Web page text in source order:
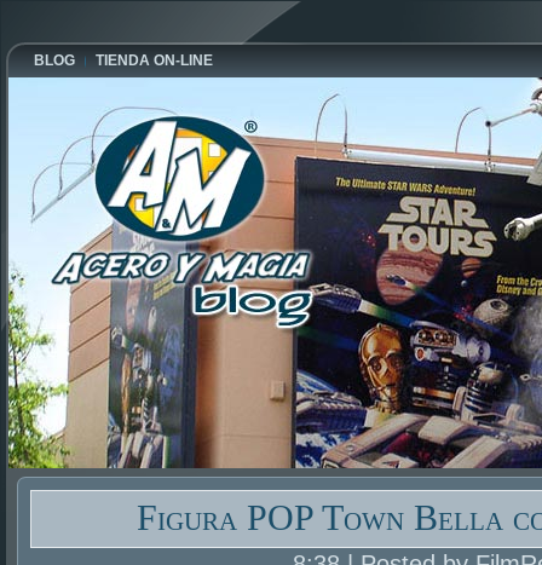
BLOG TIENDA ON-LINE
Figura POP Town Bella